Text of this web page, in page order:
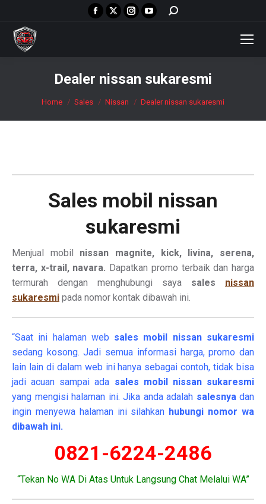
Facebook
page
new
window
X
page
window
Instagram
page
window
YouTube
page
new
window
Search:
Dealer nissan sukaresmi
You are here:
Home Sales Nissan Dealer nissan sukaresmi
Sales mobil nissan
sukaresmi
Menjual mobil nissan magnite, kick, livina, serena,
terra, x-trail, navara. Dapatkan promo terbaik dan harga
termurah dengan menghubungi saya sales nissan
sukaresmi pada nomor kontak dibawah ini.
“Saat ini halaman web sales mobil nissan sukaresmi
sedang kosong. Jadi semua informasi harga, promo dan
lain lain di dalam web ini hanya sebagai contoh, tidak bisa
jadi acuan sampai ada sales mobil nissan sukaresmi
yang mengisi halaman ini. Jika anda adalah salesnyadan
ingin menyewa halaman ini silahkan hubungi nomor wa
dibawah ini.
0821-6224-2486
“Tekan No WA Di Atas Untuk Langsung Chat Melalui WA”